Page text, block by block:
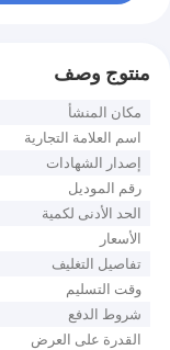
منتوج وصف
مكان المنشأ
اسم العلامة التجارية
إصدار الشهادات
رقم الموديل
الحد الأدنى لكمية
الأسعار
تفاصيل التغليف
وقت التسليم
شروط الدفع
القدرة على العرض